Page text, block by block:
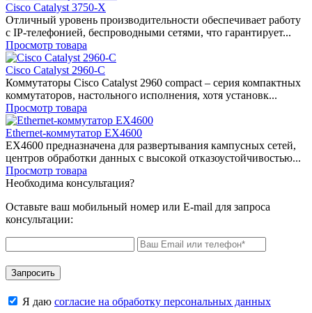
Cisco Catalyst 3750-X
Отличный уровень производительности обеспечивает работу
с IP-телефонией, беспроводными сетями, что гарантирует...
Просмотр товара
Cisco Catalyst 2960-C
Коммутаторы Cisco Catalyst 2960 compact – серия компактных
коммутаторов, настольного исполнения, хотя установк...
Просмотр товара
Ethernet-коммутатор EX4600
EX4600 предназначена для развертывания кампусных сетей,
центров обработки данных с высокой отказоустойчивостью...
Просмотр товара
Необходима консультация?
Оставьте ваш мобильный номер или E-mail для запроса
консультации:
Запросить
Я даю согласие на обработку персональных данных